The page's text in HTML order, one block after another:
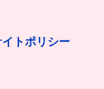
イトポリシー